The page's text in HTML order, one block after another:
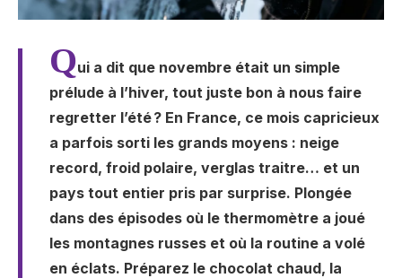
Qui a dit que novembre était un simple
prélude à l’hiver, tout juste bon à nous faire
regretter l’été ? En France, ce mois capricieux
a parfois sorti les grands moyens : neige
record, froid polaire, verglas traitre… et un
pays tout entier pris par surprise. Plongée
dans des épisodes où le thermomètre a joué
les montagnes russes et où la routine a volé
en éclats. Préparez le chocolat chaud, la